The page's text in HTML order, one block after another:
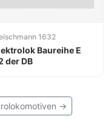
1632
Baureihe E
der DB
→